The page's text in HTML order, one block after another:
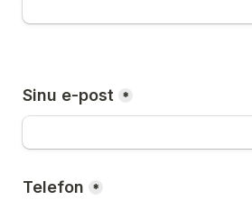
Sinu e-post *
Telefon *